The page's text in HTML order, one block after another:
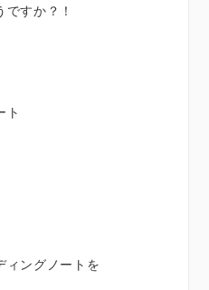
すか？！
ト
ィングノートを